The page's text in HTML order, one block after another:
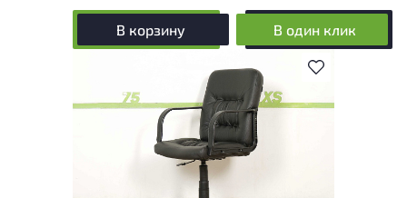
В корзину В один клик
В избранное